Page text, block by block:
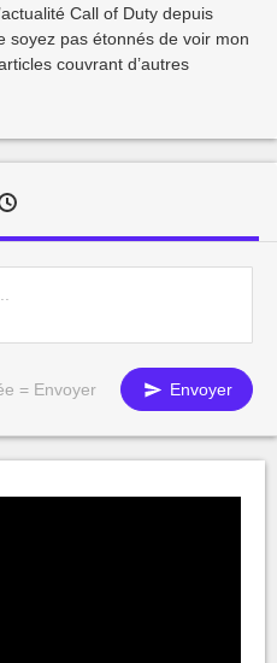
Call of Duty depuis
soyez pas étonnés de voir mon
couvrant d’autres
= Envoyer Envoyer